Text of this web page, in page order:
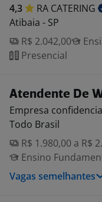
4,3 RA CATERING
Atibaia - SP
R$ 2.042,00
Presencial
Atendente De
Empresa
Todo Brasil
R$ 1.980,00 a R$
Ensino
Vagas semelhantes